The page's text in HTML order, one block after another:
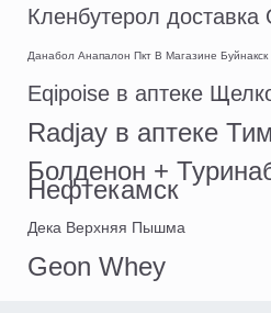
Кленбутерол доставка
Данабол Анапалон Пкт В Магазине Буйнакск
Eqipoise в аптеке
Radjay в аптеке
Болденон +
Нефтекамск
Дека Верхняя Пышма
Geon Whey